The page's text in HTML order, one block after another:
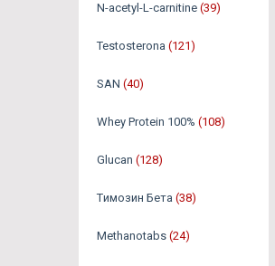
N-acetyl-L-carnitine (39)
Testosterona (121)
SAN (40)
Whey Protein 100% (108)
Glucan (128)
Tимозин Бета (38)
Methanotabs (24)